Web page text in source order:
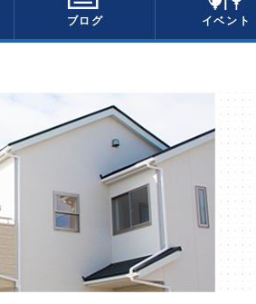
ブログ イベント